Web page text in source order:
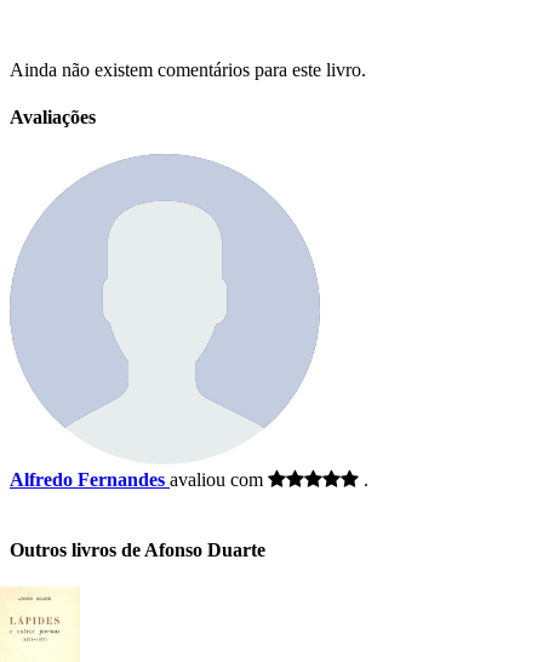
Ainda não existem comentários para este livro.
Avaliações
Alfredo Fernandes avaliou com .
Outros livros de Afonso Duarte